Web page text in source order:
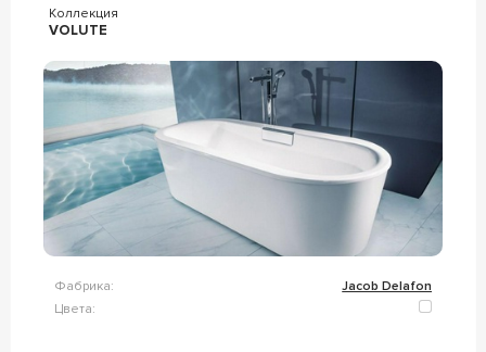
Коллекция
VOLUTE
Фабрика:
Jacob Delafon
Цвета: